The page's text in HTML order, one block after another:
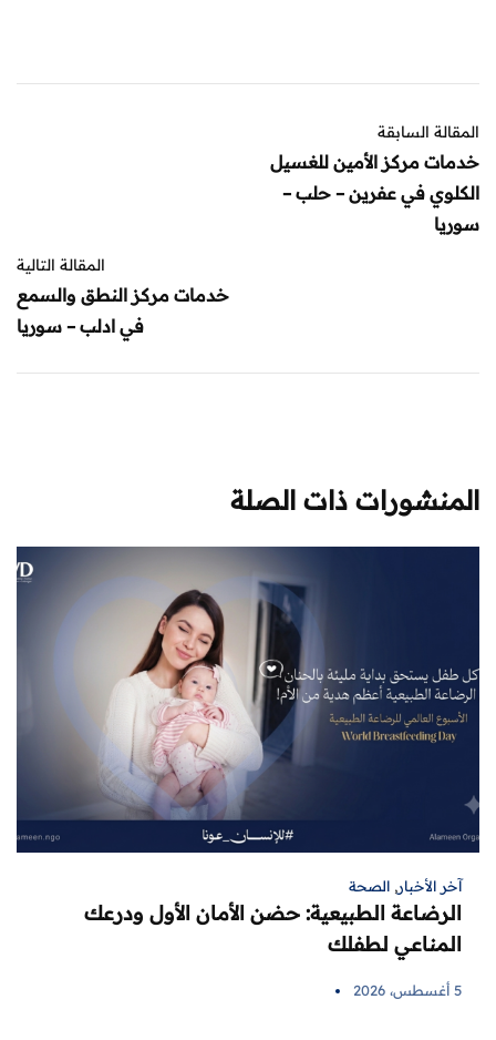
المقالة السابقة
خدمات مركز الأمين للغسيل
الكلوي في عفرين – حلب –
سوريا
المقالة التالية
خدمات مركز النطق والسمع
في ادلب – سوريا
المنشورات ذات الصلة
آخر الأخبار, الصحة
الرضاعة الطبيعية: حضن الأمان الأول ودرعك
المناعي لطفلك
5 أغسطس، 2026